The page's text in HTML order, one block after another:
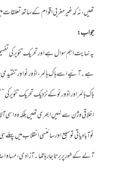
تھیں، نہ کہ غیر مغربی اقوام کے ساتھ تعلقات
جواب:
یہ نہایت اہم سوال ہے اور تحریک تنویر کی
ہے۔ آئیے اسے ہاک ہائمر، اڈورنو اور
ہاک ہائمر اور اڈورنو کے نزدیک تحریک تنویر
اخلاقی وژن سے نہیں ابھری تھیں بلکہ وہ
نوآبادیاتی توسیع اور سائنسی انقلاب میں
آلے کے طور پر برتا جا رہا تھا۔ آزادی،